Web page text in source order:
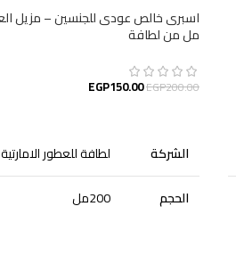
مل من لطافة
EGP200.00
EGP150.00
الشركة
لطافة للعطور الامارتية
الحجم
200مل